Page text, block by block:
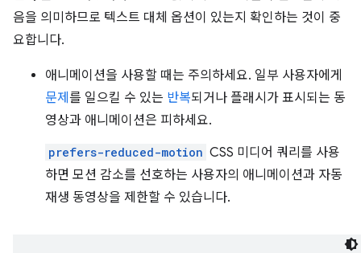
음을 의미하므로 텍스트 대체 옵션이 있는지 확인하는 것이 중
요합니다.
애니메이션을 사용할 때는 주의하세요. 일부 사용자에게
문제 를 일으킬 수 있는 반복되거나 플래시가 표시되는 동
영상과 애니메이션은 피하세요.
prefers-reduced-motion CSS 미디어 쿼리를 사용
하면 모션 감소를 선호하는 사용자의 애니메이션과 자동
재생 동영상을 제한할 수 있습니다.